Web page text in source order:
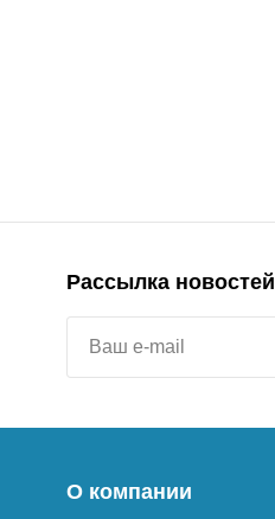
Рассылка новостей
О компании